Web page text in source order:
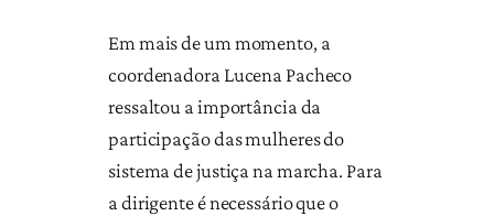
Em mais de um momento, a
coordenadora Lucena Pacheco
ressaltou a importância da
participação das mulheres do
sistema de justiça na marcha. Para
a dirigente é necessário que o